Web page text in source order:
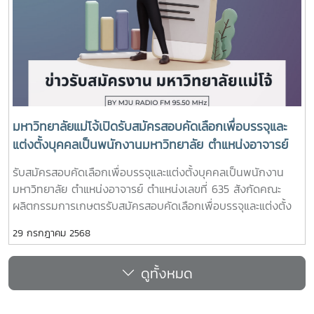
มหาวิทยาลัยแม่โจ้เปิดรับสมัครสอบคัดเลือกเพื่อบรรจุและ
แต่งตั้งบุคคลเป็นพนักงานมหาวิทยาลัย ตำแหน่งอาจารย์
หลายอัตรา
รับสมัครสอบคัดเลือกเพื่อบรรจุและแต่งตั้งบุคคลเป็นพนักงาน
มหาวิทยาลัย ตำแหน่งอาจารย์ ตำแหน่งเลขที่ 635 สังกัดคณะ
ผลิตกรรมการเกษตรรับสมัครสอบคัดเลือกเพื่อบรรจุและแต่งตั้ง
004 สังกัดมหาวิทยาลัยแม่โจ้-แพร่ เฉลิมพระเกียรติรับสมัครสอบ
คัดเลือกเพื่อบรรจุและแต่งตั้งบุคคลเป็นพนักงานมหาวิทยาลัย
ตำแหน่งอาจารย์ ตำแหน่งเลขที่ 1044 สังกัดคณะเศรษฐศาสตร์รับ
สมัครสอบคัดเลือกเพื่อบรรจุและแต่งตั้งบุคคลเป็นพนักงาน
29 กรกฎาคม 2568
ดูทั้งหมด